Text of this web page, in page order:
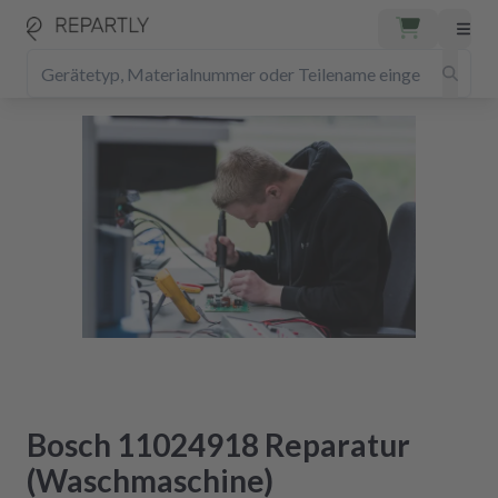
Bosch 11024918 Reparatur
(Waschmaschine)